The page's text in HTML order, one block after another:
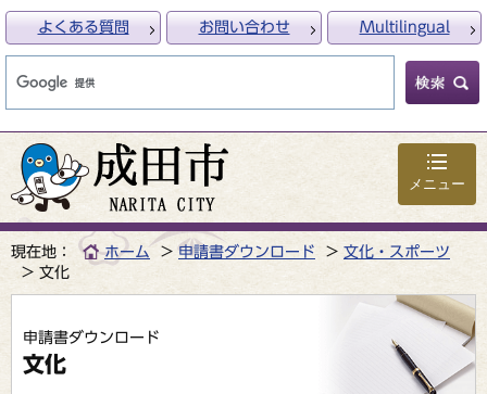
メニュー
よくある質問 お問い合わせ Multilingual
現在地： ホーム 申請書ダウンロード
文化・スポーツ
文化
申請書ダウンロード
文化